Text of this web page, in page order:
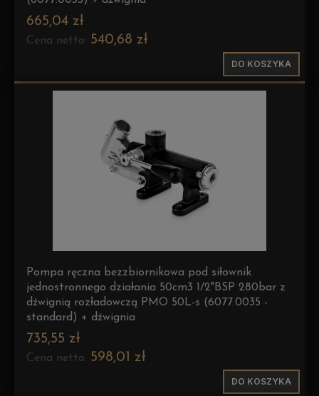
665,04 zł
Cena netto: 540,68 zł
DO KOSZYKA
Pompa ręczna bezzbiornikowa pod siłownik
jednostronnego działania 50cm3 1/2"BSP 280bar z
dźwignią rozładowczą PMO 50L-s (6077.0035 -
standard) + dźwignia
735,55 zł
Cena netto: 598,01 zł
DO KOSZYKA